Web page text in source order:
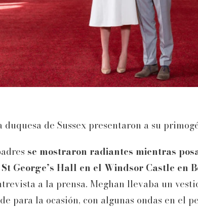
duquesa de Sussex presentaron a su
se mostraron radiantes mientras
George’s Hall en el Windsor Castle en
a la prensa. Meghan llevaba un
para la ocasión, con algunas ondas en el